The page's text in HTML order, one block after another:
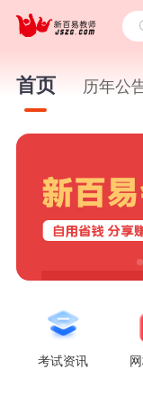
首页 历年公
考试资讯